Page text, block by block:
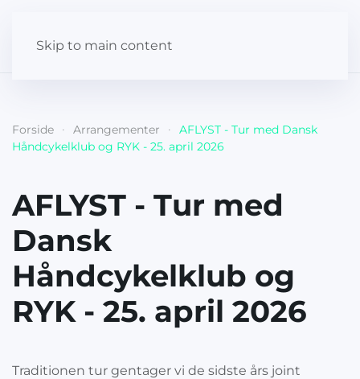
Skip to main content
Forside Arrangementer
AFLYST - Tur med Dansk
Håndcykelklub og RYK - 25. april 2026
AFLYST - Tur med
Dansk
Håndcykelklub og
RYK - 25. april 2026
Traditionen tur gentager vi de sidste års joint